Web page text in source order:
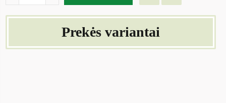
Prekės variantai